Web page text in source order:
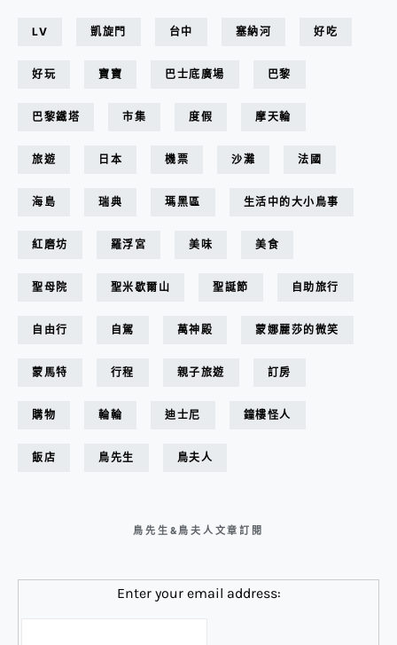
LV 凱旋門 台中 塞納河 好吃
好玩 寶寶 巴士底廣場 巴黎
巴黎鐵塔 市集 度假 摩天輪
旅遊 日本 機票 沙灘 法國
海島 瑞典 瑪黑區 生活中的大小鳥事
紅磨坊 羅浮宮 美味 美食
聖母院 聖米歇爾山 聖誕節 自助旅行
自由行 自駕 萬神殿 蒙娜麗莎的微笑
蒙馬特 行程 親子旅遊 訂房
購物 輪輪 迪士尼 鐘樓怪人
飯店 鳥先生 鳥夫人
鳥先生&鳥夫人文章訂閱
Enter your email address: